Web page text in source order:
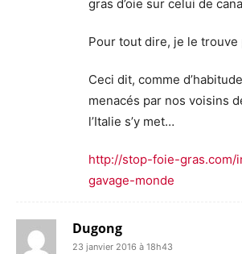
gras d’oie sur celui de
Pour tout dire, je le trouve
Ceci dit, comme
menacés par nos voisins
l’Italie s’y met…
http://stop-foie-gras.com/
gavage-monde
Dugong
23 janvier 2016 à 18h43